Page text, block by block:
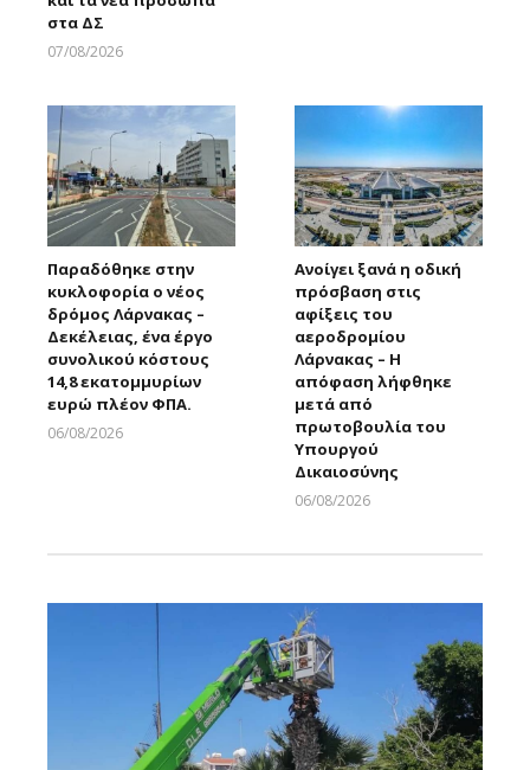
στα ΔΣ
07/08/2026
Παραδόθηκε στην
κυκλοφορία ο νέος
δρόμος Λάρνακας –
Δεκέλειας, ένα έργο
συνολικού κόστους
14,8 εκατομμυρίων
ευρώ πλέον ΦΠΑ.
06/08/2026
Ανοίγει ξανά η οδική
πρόσβαση στις
αφίξεις του
αεροδρομίου
Λάρνακας – Η
απόφαση λήφθηκε
μετά από
πρωτοβουλία του
Υπουργού
Δικαιοσύνης
06/08/2026